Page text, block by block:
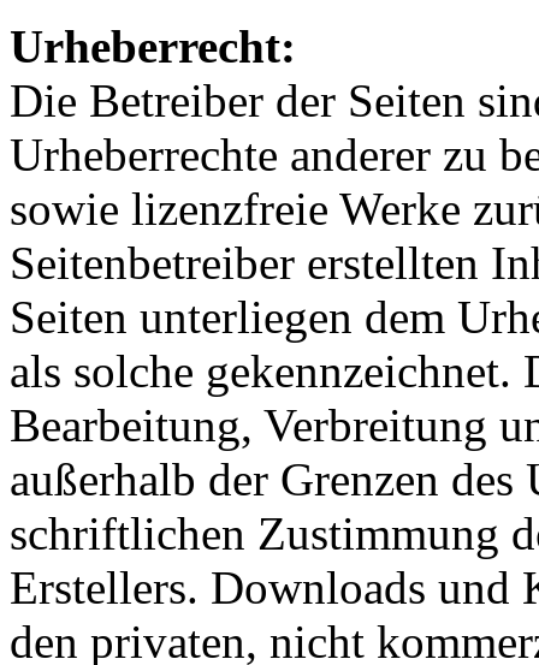
Urheberrecht:
Die Betreiber der Seiten
Urheberrechte anderer zu
sowie lizenzfreie Werke
Seitenbetreiber erstellten
Seiten unterliegen dem
als solche
Bearbeitung, Verbreitung
außerhalb der Grenzen
schriftlichen Zustimmung
Erstellers. Downloads und
den privaten, nicht